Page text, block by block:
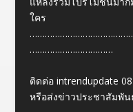
ใคร
……………………………
ติดต่อ intrendupdate
หรือส่งข่าวประชาสัมพั